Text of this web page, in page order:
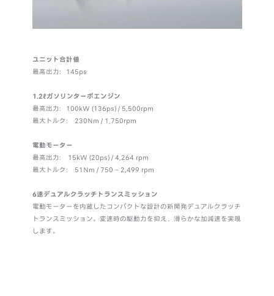
ユニット合計値
最高出力：145ps
1.2ℓガソリンターボエンジン
最高出力：100kW (136ps) / 5,500rpm
最大トルク： 230Nm / 1,750rpm
電動モーター
最高出力： 15kW (20ps) / 4,264 rpm
最大トルク： 51Nm / 750 – 2,499 rpm
6速デュアルクラッチトランスミッション
電動モーターを内蔵したコンパクトな設計の新開発デュアルクラッチ
トランスミッション。変速時の駆動力を抑え、滑らかな加減速を実現
します。